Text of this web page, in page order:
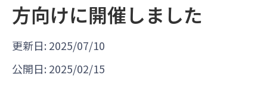
方向けに開催しました
更新日: 2025/07/10
公開日: 2025/02/15